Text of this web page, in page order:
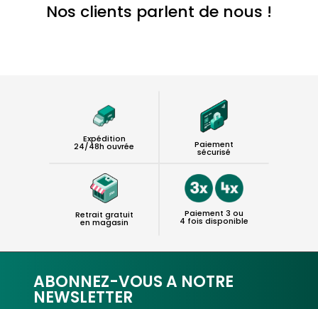
Nos clients parlent de nous !
Expédition
24/48h ouvrée Paiement
sécurisé
Retrait gratuit
en magasin
Paiement 3 ou
4 fois disponible
ABONNEZ-VOUS A NOTRE
NEWSLETTER